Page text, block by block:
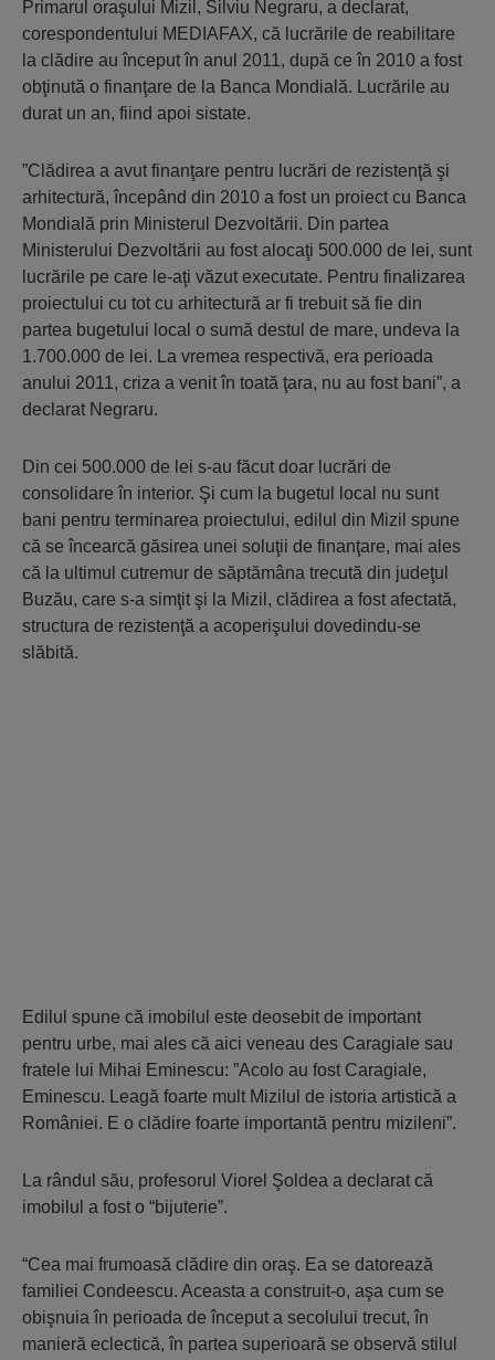
Primarul oraşului Mizil, Silviu Negraru, a declarat,
corespondentului MEDIAFAX, că lucrările de reabilitare
la clădire au început în anul 2011, după ce în 2010 a fost
obţinută o finanţare de la Banca Mondială. Lucrările au
durat un an, fiind apoi sistate.
”Clădirea a avut finanţare pentru lucrări de rezistenţă şi
arhitectură, începând din 2010 a fost un proiect cu Banca
Mondială prin Ministerul Dezvoltării. Din partea
Ministerului Dezvoltării au fost alocaţi 500.000 de lei, sunt
lucrările pe care le-aţi văzut executate. Pentru finalizarea
proiectului cu tot cu arhitectură ar fi trebuit să fie din
partea bugetului local o sumă destul de mare, undeva la
1.700.000 de lei. La vremea respectivă, era perioada
anului 2011, criza a venit în toată ţara, nu au fost bani”, a
declarat Negraru.
Din cei 500.000 de lei s-au făcut doar lucrări de
consolidare în interior. Şi cum la bugetul local nu sunt
bani pentru terminarea proiectului, edilul din Mizil spune
că se încearcă găsirea unei soluţii de finanţare, mai ales
că la ultimul cutremur de săptămâna trecută din judeţul
Buzău, care s-a simţit şi la Mizil, clădirea a fost afectată,
structura de rezistenţă a acoperişului dovedindu-se
slăbită.
Edilul spune că imobilul este deosebit de important
pentru urbe, mai ales că aici veneau des Caragiale sau
fratele lui Mihai Eminescu: ”Acolo au fost Caragiale,
Eminescu. Leagă foarte mult Mizilul de istoria artistică a
României. E o clădire foarte importantă pentru mizileni”.
La rândul său, profesorul Viorel Şoldea a declarat că
imobilul a fost o “bijuterie”.
“Cea mai frumoasă clădire din oraş. Ea se datorează
familiei Condeescu. Aceasta a construit-o, aşa cum se
obişnuia în perioada de început a secolului trecut, în
manieră eclectică, în partea superioară se observă stilul